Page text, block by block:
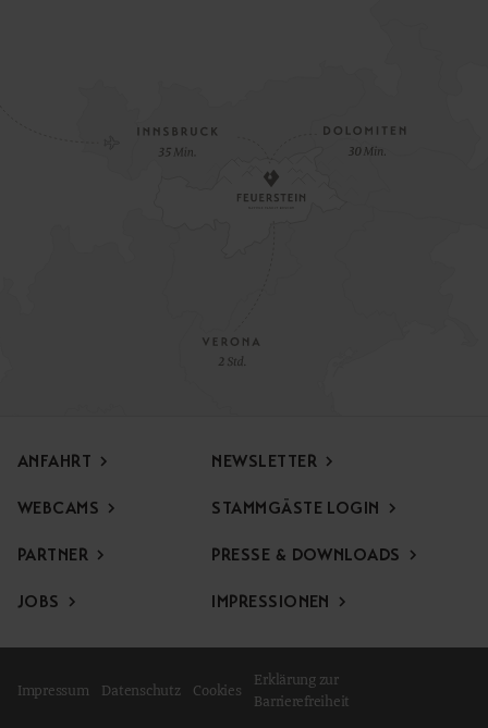
voller Familienmomente und Entspannung mitten in der
ANFAHRT
WEBCAMS
PARTNER
JOBS
NEWSLETTER
STAMMGÄSTE LOGIN
PRESSE & DOWNLOADS
IMPRESSIONEN
Impressum Datenschutz Cookies
Erklärung zur
Barrierefreiheit